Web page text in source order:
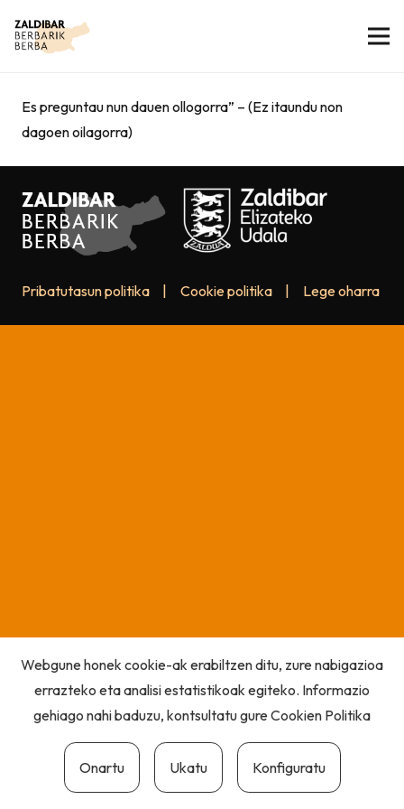
Es preguntau nun dauen ollogorra” – (Ez itaundu non
dagoen oilagorra)
Pribatutasun politika Cookie politika Lege oharra
Webgune honek cookie-ak erabiltzen ditu, zure nabigazioa
errazteko eta analisi estatistikoak egiteko. Informazio
gehiago nahi baduzu, kontsultatu gureCookien Politika
Onartu Ukatu Konfiguratu